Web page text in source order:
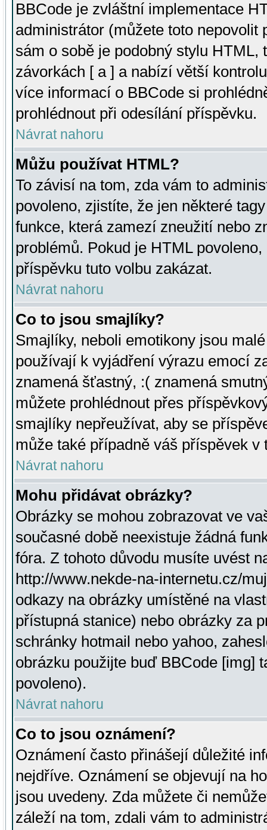
BBCode je zvláštní implementace
administrátor (můžete toto
sám o sobě je podobný stylu HTML,
závorkách [ a ] a nabízí větší
více informací o BBCode si
prohlédnout při odesílání příspěvku.
Návrat nahoru
Můžu používat HTML?
To závisí na tom, zda vám to
povoleno, zjistíte, že jen některé
funkce, která zamezí zneužití nebo
problémů. Pokud je HTML
příspěvku tuto volbu zakázat.
Návrat nahoru
Co to jsou smajlíky?
Smajlíky, neboli emotikony jsou
používají k vyjádření výrazu emocí
znamená šťastný, :( znamená
můžete prohlédnout přes
smajlíky nepřeužívat, aby se
může také případně váš příspěvek v
Návrat nahoru
Mohu přidávat obrázky?
Obrázky se mohou zobrazovat ve
současné době neexistuje žádná
fóra. Z tohoto důvodu musíte uvést
http://www.nekde-na-internetu.cz/
odkazy na obrázky umístěné na
přístupná stanice) nebo obrázky za
schránky hotmail nebo yahoo,
obrázku použijte buď BBCode [img]
povoleno).
Návrat nahoru
Co to jsou oznámení?
Oznámení často přinášejí důležité
nejdříve. Oznámení se objevují na
jsou uvedeny. Zda můžete či
záleží na tom, zdali vám to